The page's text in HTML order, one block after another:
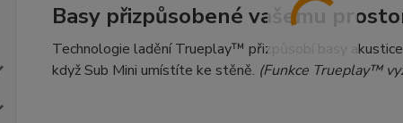
Basy přizpůsobené vašemu
Technologie ladění Trueplay™ přizpůsobí basy
když Sub Mini umístíte ke stěně. (Funkce Trueplay™